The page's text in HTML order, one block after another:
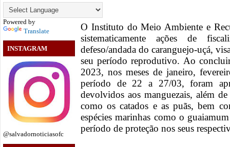
Powered by
Translate
INSTAGRAM
@salvadornoticiasofc
O Instituto do Meio Ambiente e
sistematicamente ações de
defeso/andada do caranguejo-uçá,
seu período reprodutivo. Ao
2023, nos meses de janeiro,
período de 22 a 27/03, foram
devolvidos aos manguezais, além
como os catados e as puãs, bem
espécies marinhas como o
período de proteção nos seus